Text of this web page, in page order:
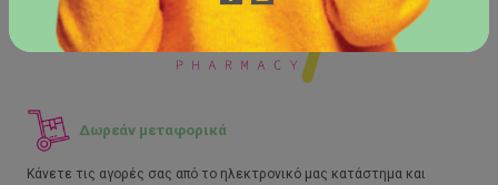
Δωρεάν μεταφορικά
Κάνετε τις αγορές σας από το ηλεκτρονικό μας κατάστημα και